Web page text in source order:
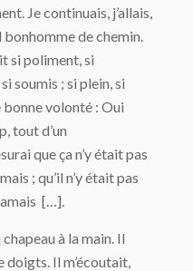
Je continuais, j’allais,
bonhomme de chemin.
si poliment, si
soumis ; si plein, si
volonté : Oui
tout d’un
que ça n’y était pas
; qu’il n’y était pas
[…].
à la main. Il
doigts. Il m’écoutait,